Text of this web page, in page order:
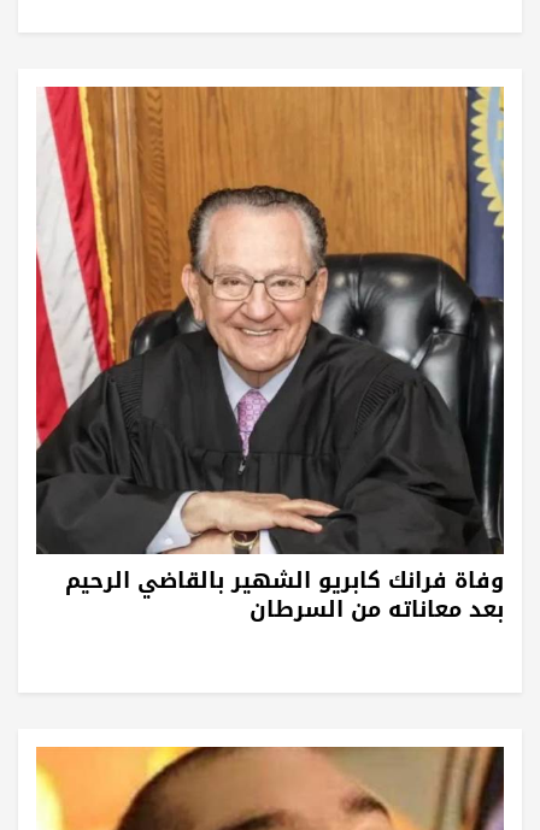
وفاة فرانك كابريو الشهير بالقاضي الرحيم
بعد معاناته من السرطان